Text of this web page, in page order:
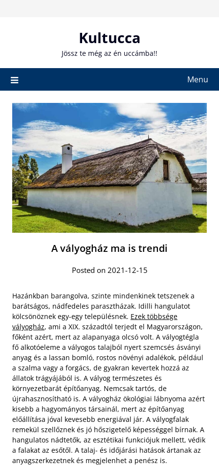
Kultucca
Jössz te még az én uccámba!!
Menu
A vályogház ma is trendi
Posted on 2021-12-15
Hazánkban barangolva, szinte mindenkinek tetszenek a
barátságos, nádfedeles parasztházak. Idilli hangulatot
kölcsönöznek egy-egy településnek. Ezek többsége
vályogház, ami a XIX. századtól terjedt el Magyarországon,
főként azért, mert az alapanyaga olcsó volt. A vályogtégla
fő alkotóeleme a vályogos talajból nyert szemcsés ásványi
anyag és a lassan bomló, rostos növényi adalékok, például
a szalma vagy a forgács, de gyakran kevertek hozzá az
állatok trágyájából is. A vályog természetes és
környezetbarát építőanyag. Nemcsak tartós, de
újrahasznosítható is. A vályogház ökológiai lábnyoma azért
kisebb a hagyományos társainál, mert az építőanyag
előállítása jóval kevesebb energiával jár. A vályogfalak
remekül szellőznek és jó hőszigetelő képességgel bírnak. A
hangulatos nádtetők, az esztétikai funkciójuk mellett, védik
a falakat az esőtől. A talaj- és időjárási hatások ártanak az
anyagszerkezetnek és megjelenhet a penész is.